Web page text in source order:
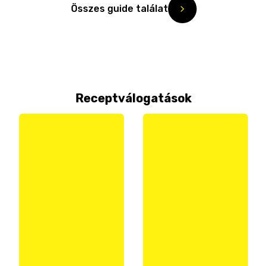
Összes guide találat
Receptválogatások